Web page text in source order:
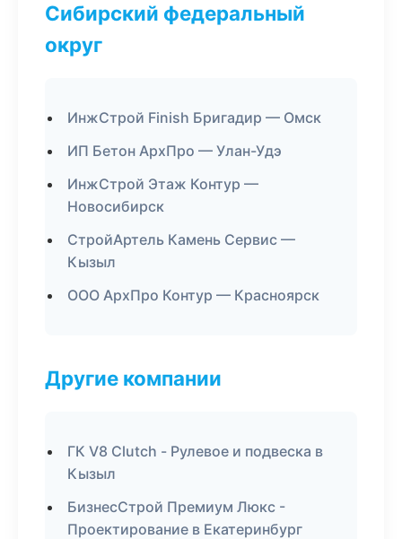
Сибирский федеральный
округ
ИнжСтрой Finish Бригадир — Омск
ИП Бетон АрхПро — Улан-Удэ
ИнжСтрой Этаж Контур —
Новосибирск
СтройАртель Камень Сервис —
Кызыл
ООО АрхПро Контур — Красноярск
Другие компании
ГК V8 Clutch - Рулевое и подвеска в
Кызыл
БизнесСтрой Премиум Люкс -
Проектирование в Екатеринбург